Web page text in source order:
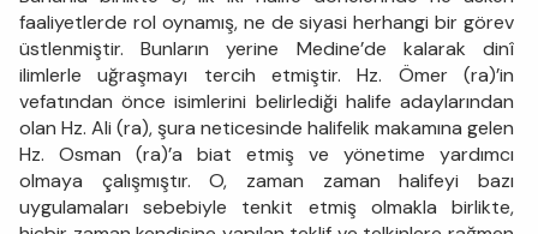
faaliyetlerde rol oynamış, ne de siyasi herhangi bir görev
üstlenmiştir. Bunların yerine Medine’de kalarak dinî
ilimlerle uğraşmayı tercih etmiştir. Hz. Ömer (ra)’in
vefatından önce isimlerini belirlediği halife adaylarından
olan Hz. Ali (ra), şura neticesinde halifelik makamına gelen
Hz. Osman (ra)’a biat etmiş ve yönetime yardımcı
olmaya çalışmıştır. O, zaman zaman halifeyi bazı
uygulamaları sebebiyle tenkit etmiş olmakla birlikte,